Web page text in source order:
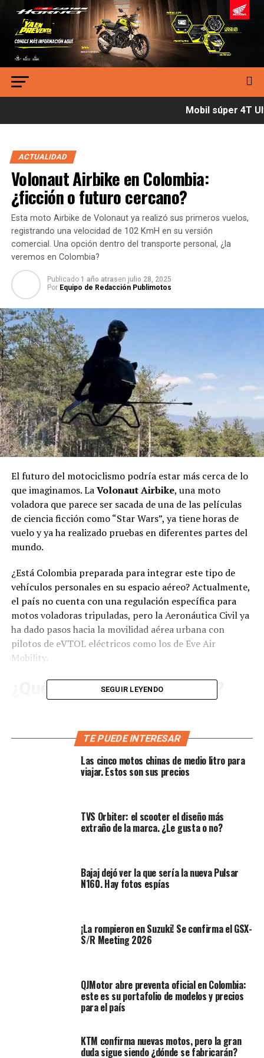
Mobil súper 4T
ACTUALIDAD
Volonaut Airbike en Colombia:
¿ficción o futuro cercano?
Esta moto Airbike de Volonaut ya realizó sus primeros vuelos,
registrando una velocidad de 102 KmH en su versión
comercial. Una opción dentro del transporte personal, ¿la
veremos en Colombia?
Publicado 1 año atrasen julio 28, 2025
Por Equipo de Redacción Publimotos
El futuro del motociclismo podría estar más cerca de lo
que imaginamos. LaVolonaut Airbike, una moto
voladora que parece ser sacada de una de las películas
de ciencia ficción como “Star Wars”, ya tiene horas de
vuelo y ya ha realizado pruebas en diferentes partes del
mundo.
¿Está Colombia preparada para integrar este tipo de
vehículos personales en su espacio aéreo? Actualmente,
el país no cuenta con una regulación específica para
motos voladoras tripuladas, pero la Aeronáutica Civil ya
ha dado pasos hacia la movilidad aérea urbana con
pilotos de eVTOL eléctricos como los de Eve Air
Mobility.
¿Qué es el Volonaut Airbike?
autonomía cercana a 40 km y peso aproximado de 39 kg
sin piloto. Diseñada en fibra de carbono e impresión 3D.
Este prototipo ya ha realizado vuelos reales en entornos
La moto Yamaha TW200 sigue rodando en
estabilización en tiempo real. Esto permite que incluso
usuarios sin entrenamiento previo puedan volarla con
SEGUIR LEYENDO
TE PUEDE INTERESAR
Las cinco motos chinas de medio litro para
viajar. Estos son sus precios
TVS Orbiter: el scooter el diseño más
extraño de la marca. ¿Le gusta o no?
Bajaj dejó ver la que sería la nueva Pulsar
N160. Hay fotos espías
¡La rompieron en Suzuki! Se confirma el GSX-
S/R Meeting 2026
QJMotor abre preventa oficial en Colombia:
este es su portafolio de modelos y precios
para el país
KTM confirma nuevas motos, pero la gran
duda sigue siendo ¿dónde se fabricarán?